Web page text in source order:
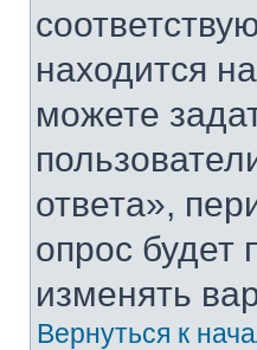
находится
можете
ответа»,
опрос будет
изменять
Вернуться к